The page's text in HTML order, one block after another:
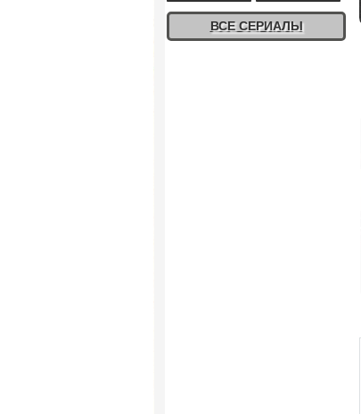
сезон)
сезон)
ВСЕ СЕРИАЛЫ